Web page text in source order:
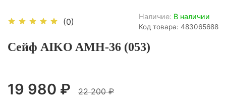
(0)
Наличие: В наличии
Код товара: 483065688
Сейф AIKO AMH-36 (053)
19 980 ₽ 22 200 ₽